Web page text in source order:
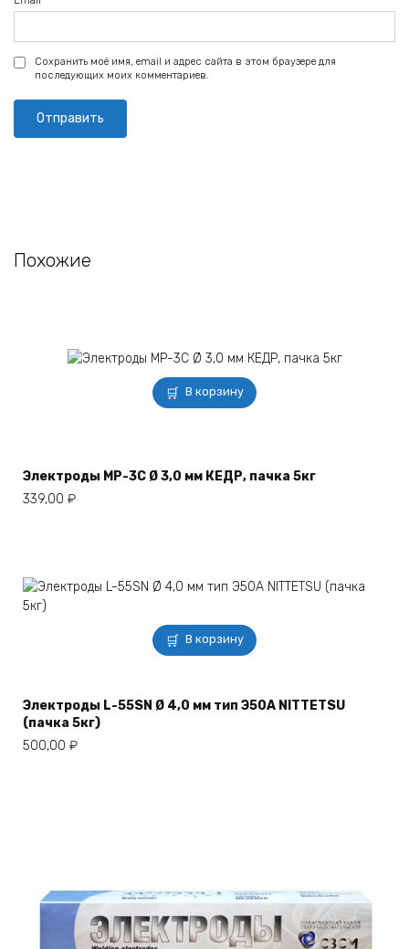
Сохранить моё имя, email и адрес сайта в этом браузере для
последующих моих комментариев.
Похожие
В корзину
Электроды МР-3С Ø 3,0 мм КЕДР, пачка 5кг
339,00 ₽
В корзину
Электроды L-55SN Ø 4,0 мм тип Э50А NITTETSU
(пачка 5кг)
500,00 ₽